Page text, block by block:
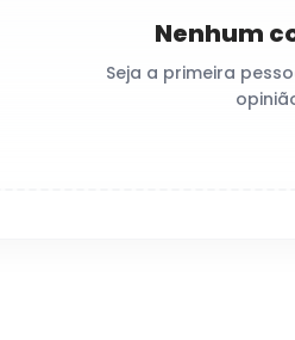
Nenhum
Seja a primeira